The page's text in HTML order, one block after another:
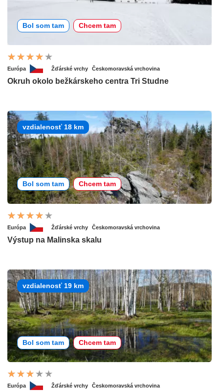
Bol som tam Chcem tam
Európa Žďárské vrchy Českomoravská vrchovina
Okruh okolo bežkárskeho centra Tri Studne
vzdialenosť 18 km
Bol som tam Chcem tam
Európa Žďárské vrchy Českomoravská vrchovina
Výstup na Malinska skalu
vzdialenosť 19 km
Bol som tam Chcem tam
Európa Žďárské vrchy Českomoravská vrchovina